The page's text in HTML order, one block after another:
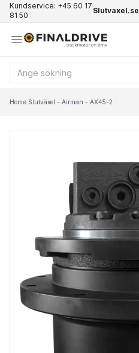
Kundservice: +45 60 17
81 50
Slutvaxel.se
Home/Slutväxel - Airman - AX45-2